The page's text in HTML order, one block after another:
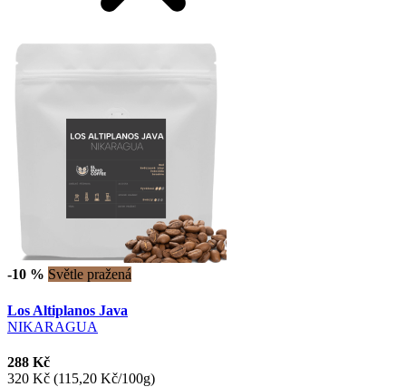
-10 % Světle pražená
Los Altiplanos Java
NIKARAGUA
288 Kč
320 Kč (115,20 Kč/100g)